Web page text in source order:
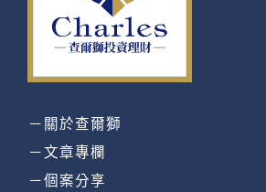
－關於查爾獅
－文章專欄
－個案分享